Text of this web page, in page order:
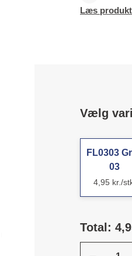
Læs
Vælg
FL0303
03
4,95 kr./
Total: